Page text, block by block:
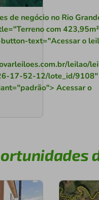
de negócio no Rio
com
text="Acessar o
leilao/
17-52-12/lote_id/9108"
Acessar o